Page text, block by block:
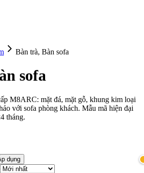
Bàn trà, Bàn sofa
sofa
M8ARC: mặt đá, mặt gỗ, khung kim loại
với sofa phòng khách. Mẫu mã hiện đại
tháng.
dụng